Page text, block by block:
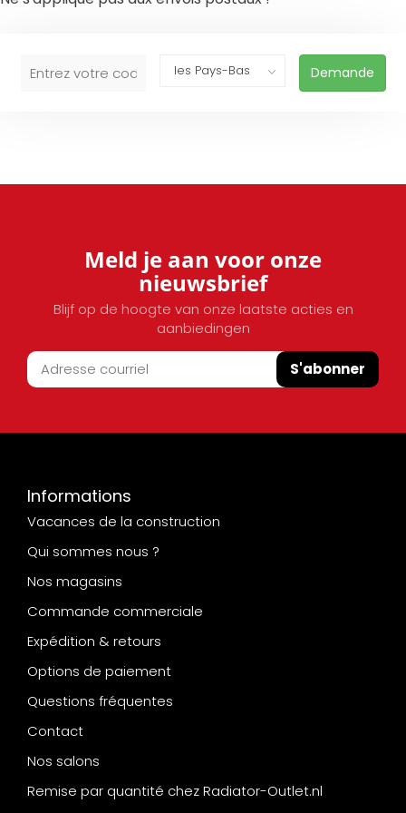
Demande
Meld je aan voor onze
nieuwsbrief
Blijf op de hoogte van onze laatste acties en
aanbiedingen
S'abonner
Informations
Vacances de la construction
Qui sommes nous ?
Nos magasins
Commande commerciale
Expédition & retours
Options de paiement
Questions fréquentes
Contact
Nos salons
Remise par quantité chez Radiator-Outlet.nl